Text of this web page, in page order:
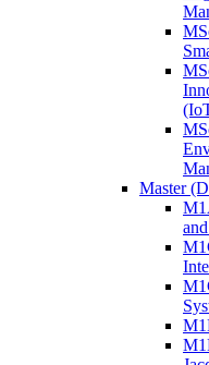
Master